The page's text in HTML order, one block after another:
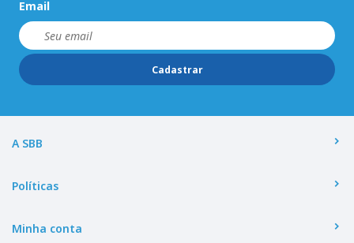
Email
Cadastrar
A SBB
Políticas
Minha conta